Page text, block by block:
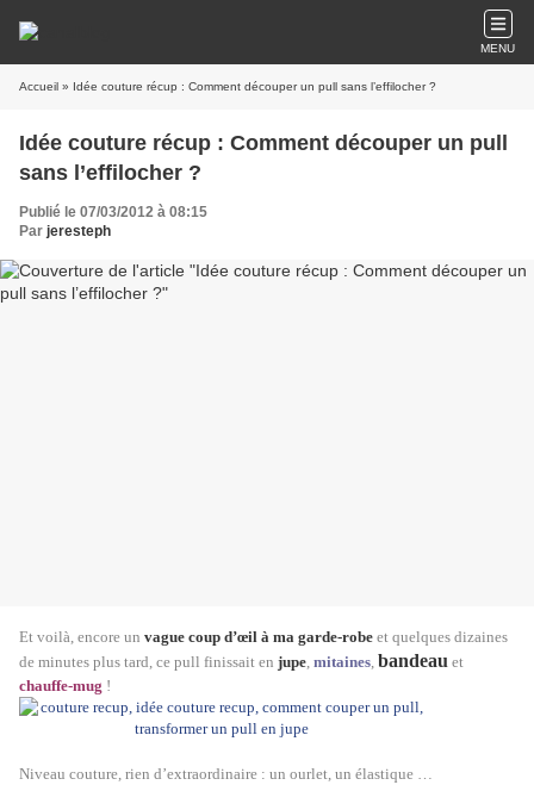
MENU
Accueil » Idée couture récup : Comment découper un pull sans l’effilocher ?
Idée couture récup : Comment découper un pull
sans l’effilocher ?
Publié le 07/03/2012 à 08:15
Par jeresteph
Et voilà, encore un vague coup d’œil à ma garde-robe et quelques dizaines
de minutes plus tard, ce pull finissait en jupe, mitaines, bandeau et
chauffe-mug !
Niveau couture, rien d’extraordinaire : un ourlet, un élastique …